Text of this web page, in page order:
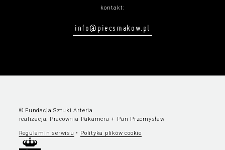
kontakt:
info@piecsmakow.pl
© Fundacja Sztuki Arteria
realizacja: Pracownia Pakamera + Pan Przemysław
Regulamin serwisu • Polityka plików cookie